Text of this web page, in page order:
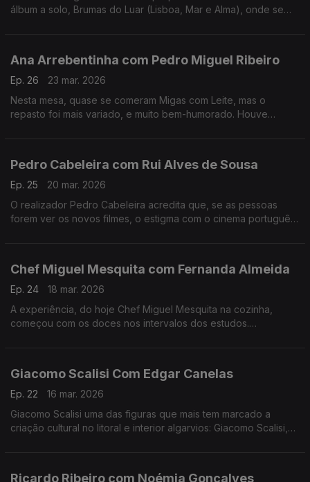
álbum a solo, Brumas do Luar (Lisboa, Mar e Alma), onde se
Ana Arrebentinha com Pedro Miguel Ribeiro
Ep. 26
23 mar. 2026
Nesta mesa, quase se comeram Migas com Leite, mas o
repasto foi mais variado, e muito bem-humorado. Houve
Pedro Cabeleira com Rui Alves de Sousa
Ep. 25
20 mar. 2026
O realizador Pedro Cabeleira acredita que, se as pessoas
forem ver os novos filmes, o estigma com o cinema português
Chef Miguel Mesquita com Fernanda Almeida
Ep. 24
18 mar. 2026
A experiência, do hoje Chef Miguel Mesquita na cozinha,
começou com os doces nos intervalos dos estudos.
Giacomo Scalisi Com Edgar Canelas
Ep. 22
16 mar. 2026
Giacomo Scalisi uma das figuras que mais tem marcado a
criação cultural no litoral e interior algarvios: Giacomo Scalisi,
Ricardo Ribeiro com Noémia Gonçalves